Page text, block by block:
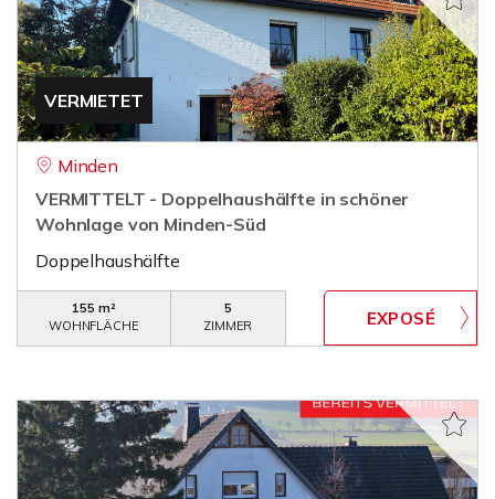
VERMIETET
Minden
VERMITTELT - Doppelhaushälfte in schöner
Wohnlage von Minden-Süd
Doppelhaushälfte
155 m²
WOHNFLÄCHE
5
ZIMMER